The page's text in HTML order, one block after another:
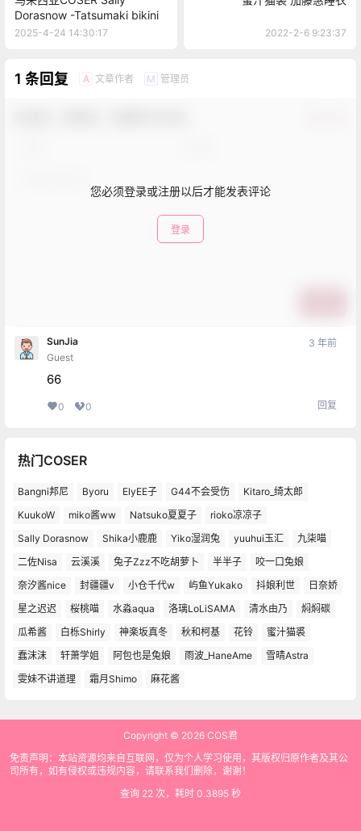
Dorasnow -Tatsumaki bikini
2025-4-24 14:30:17 2022-2-6 9:23:37
1 条回复 A 文章作者 M 管理员
您必须登录或注册以后才能发表评论
登录
SunJia
Guest
3 年前
66
0 0 回复
热门COSER
Bangni邦尼 Byoru ElyEE子 G44不会受伤
Kitaro_绮太郎
KuukoW
miko酱ww Natsuko夏夏子
rioko凉凉子
Sally Dorasnow
Shika小鹿鹿 Yiko湿润兔 yuuhui玉汇
九柒喵
二佐Nisa
云溪溪 兔子Zzz不吃胡萝卜 半半子
咬一口兔娘
奈汐酱nice
封疆疆v 小仓千代w 屿鱼Yukako 抖娘利世
日奈娇
星之迟迟
桜桃喵 水淼aqua 洛璃LoLiSAMA 清水由乃
焖焖碳
瓜希酱
白栎Shirly 神楽坂真冬 秋和柯基 花铃
蜜汁猫裘
蠢沫沫
轩萧学姐 阿包也是兔娘 雨波_HaneAme
雪晴Astra
雯妹不讲道理
霜月Shimo 麻花酱
Copyright © 2026 COS君
免责声明：本站资源均来自互联网，仅为个人学习使用，其版权归原作者及其公
司所有，如有侵权或违规内容，请联系我们删除，谢谢！
查询 22 次，耗时 0.3895 秒